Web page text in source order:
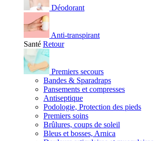
Déodorant
Anti-transpirant
Santé Retour
Premiers secours
Bandes & Sparadraps
Pansements et compresses
Antiseptique
Podologie, Protection des pieds
Premiers soins
Brûlures, coups de soleil
Bleus et bosses, Arnica